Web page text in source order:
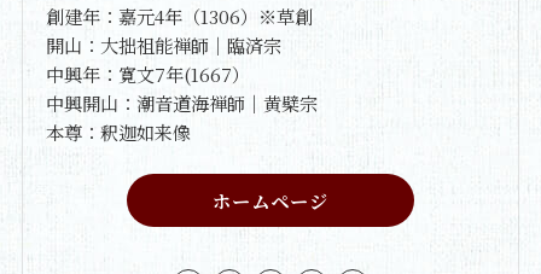
創建年：嘉元4年（1306）※草創
開山：大拙祖能禅師｜臨済宗
中興年：寛文7年(1667）
中興開山：潮音道海禅師｜黄檗宗
本尊：釈迦如来像
ホームページ